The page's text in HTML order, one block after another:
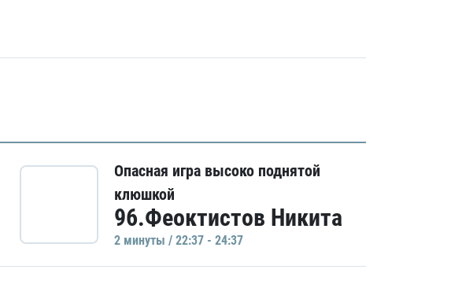
Опасная игра высоко поднятой
клюшкой
96.Феоктистов Никита
2 минуты / 22:37 - 24:37